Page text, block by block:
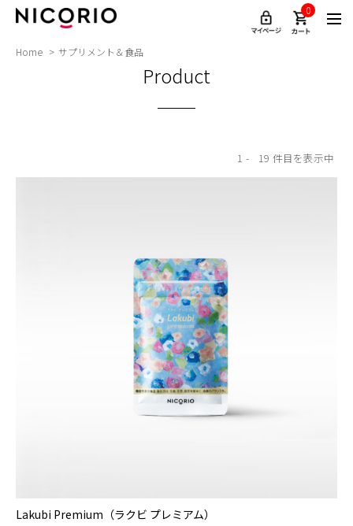
0
Home サプリメント＆食品
Product
1 19
Lakubi Premium（ラクビ プレミアム）